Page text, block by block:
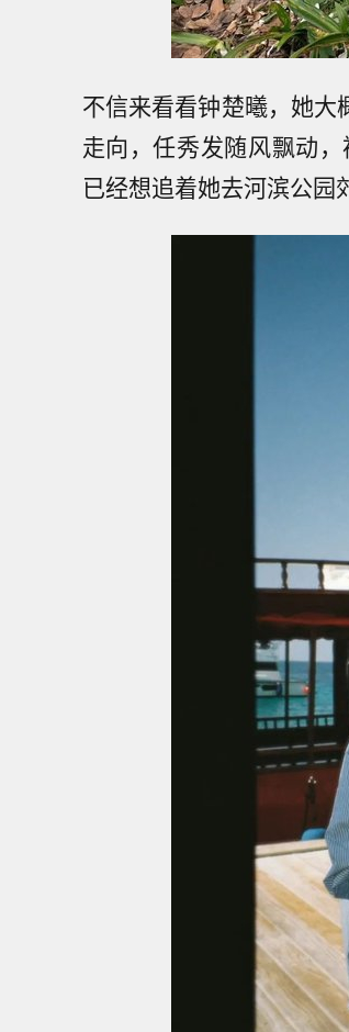
不信来看看钟楚曦，她大
走向，任秀发随风飘动
已经想追着她去河滨公园